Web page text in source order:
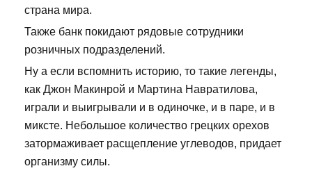
страна мира.
Также банк покидают рядовые сотрудники
розничных подразделений.
Ну а если вспомнить историю, то такие легенды,
как Джон Макинрой и Мартина Навратилова,
играли и выигрывали и в одиночке, и в паре, и в
миксте. Небольшое количество грецких орехов
затормаживает расщепление углеводов, придает
организму силы.